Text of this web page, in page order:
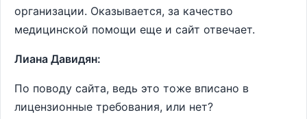
организации. Оказывается, за качество
медицинской помощи еще и сайт отвечает.
Лиана Давидян:
По поводу сайта, ведь это тоже вписано в
лицензионные требования, или нет?